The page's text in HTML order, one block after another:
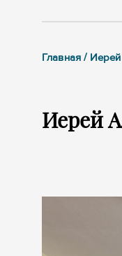
Главная /
Иерей